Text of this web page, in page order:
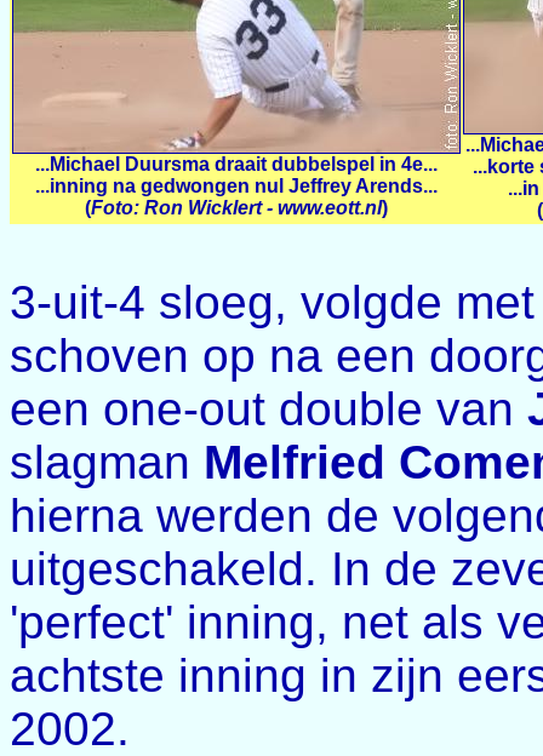
...Michael Duursma draait dubbelspel in 4e...
...inning na gedwongen nul Jeffrey Arends...
(Foto: Ron Wicklert - www.eott.nl)
...korte
(
3-uit-4 sloeg, volgde
schoven op na een
een one-out double van
slagman Melfried
hierna werden de
uitgeschakeld. In de
'perfect' inning, net als
achtste inning in zijn
2002.